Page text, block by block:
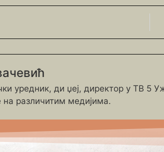
уредник, ди џеј, директор у ТВ 5
на различитим медијима.